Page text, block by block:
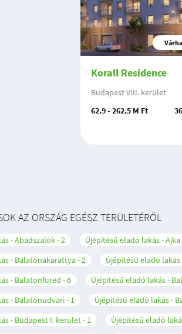
Korall Residence
Budapest VIII. kerület
62.9 - 262.5 M Ft
AZ ORSZÁG EGÉSZ TERÜLETÉRŐL
- Abádszalók 2 Újépítésű eladó lakás - Ajka
- Balatonakarattya 2 Újépítésű eladó
- Balatonfüred
6 Újépítésű eladó lakás -
- Balatonudvari
1 Újépítésű eladó lakás -
- Budapest I. kerület
1 Újépítésű eladó